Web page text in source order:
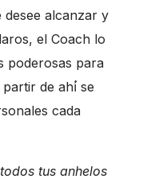
desee alcanzar y
el Coach lo
poderosas para
de ahí́ se
cada
tus anhelos